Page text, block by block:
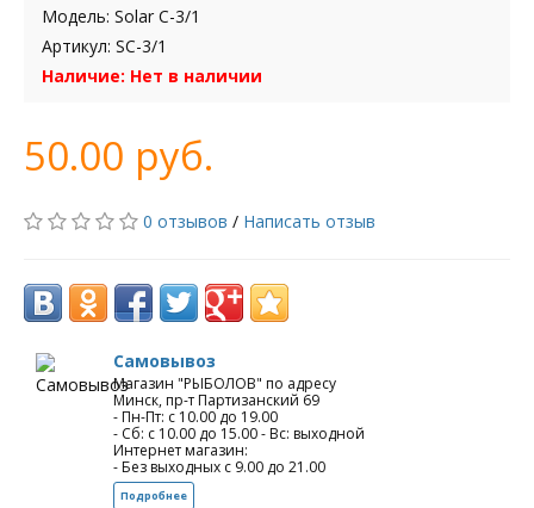
Модель: Solar C-3/1
Артикул: SC-3/1
Наличие: Нет в наличии
50.00 руб.
0 отзывов / Написать отзыв
Самовывоз
Магазин "РЫБОЛОВ" по адресу
Минск, пр-т Партизанский 69
- Пн-Пт: с 10.00 до 19.00
- Сб: с 10.00 до 15.00 - Вс: выходной
Интернет магазин:
- Без выходных с 9.00 до 21.00
Подробнее